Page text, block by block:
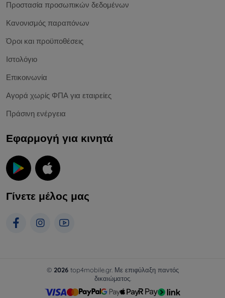
Προστασία προσωπικών δεδομένων
Κανονισμός παραπόνων
Όροι και προϋποθέσεις
Ιστολόγιο
Επικοινωνία
Αγορά χωρίς ΦΠΑ για εταιρείες
Πράσινη ενέργεια
Εφαρμογή για κινητά
Γίνετε μέλος μας
© 2026top4mobile.gr. Με επιφύλαξη παντός
δικαιώματος.